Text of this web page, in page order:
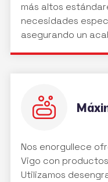
más altos
necesidades
asegurando un
Nos enorgullece
Vigo con
Utilizamos